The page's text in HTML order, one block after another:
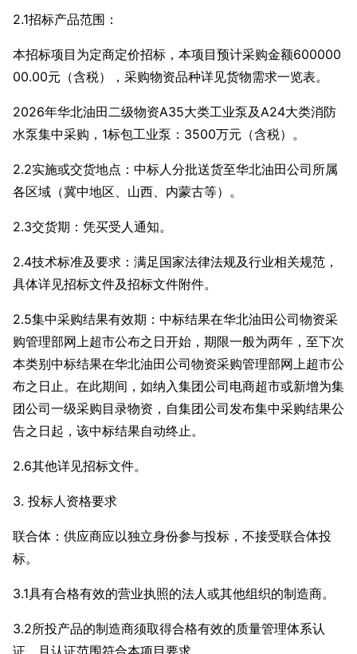
2.1招标产品范围：
本招标项目为定商定价招标，本项目预计采购金额600000
00.00元（含税），采购物资品种详见货物需求一览表。
2026年华北油田二级物资A35大类工业泵及A24大类消防
水泵集中采购，1标包工业泵：3500万元（含税）。
2.2实施或交货地点：中标人分批送货至华北油田公司所属
各区域（冀中地区、山西、内蒙古等）。
2.3交货期：凭买受人通知。
2.4技术标准及要求：满足国家法律法规及行业相关规范，
具体详见招标文件及招标文件附件。
2.5集中采购结果有效期：中标结果在华北油田公司物资采
购管理部网上超市公布之日开始，期限一般为两年，至下次
本类别中标结果在华北油田公司物资采购管理部网上超市公
布之日止。在此期间，如纳入集团公司电商超市或新增为集
团公司一级采购目录物资，自集团公司发布集中采购结果公
告之日起，该中标结果自动终止。
2.6其他详见招标文件。
3. 投标人资格要求
联合体：供应商应以独立身份参与投标，不接受联合体投
标。
3.1具有合格有效的营业执照的法人或其他组织的制造商。
3.2所投产品的制造商须取得合格有效的质量管理体系认
证，且认证范围符合本项目要求。